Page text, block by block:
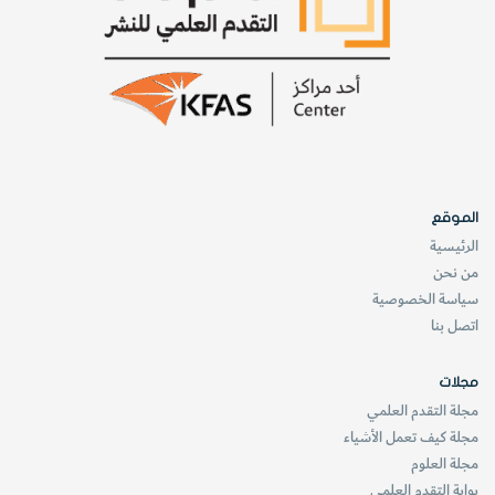
الموقع
الرئيسية
من نحن
سياسة الخصوصية
اتصل بنا
مجلات
مجلة التقدم العلمي
مجلة كيف تعمل الأشياء
مجلة العلوم
بوابة التقدم العلمي